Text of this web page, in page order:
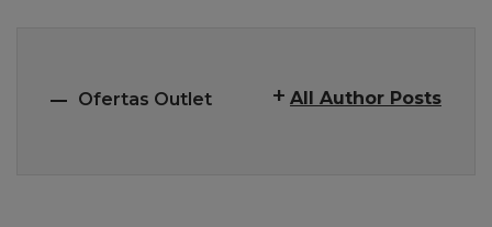
Ofertas Outlet All Author Posts